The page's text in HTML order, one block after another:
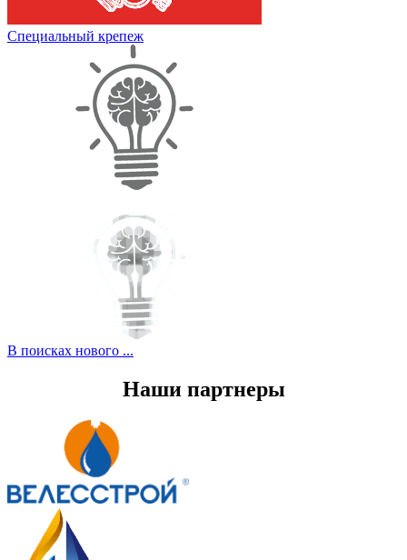
Специальный крепеж
В поисках нового ...
Наши партнеры